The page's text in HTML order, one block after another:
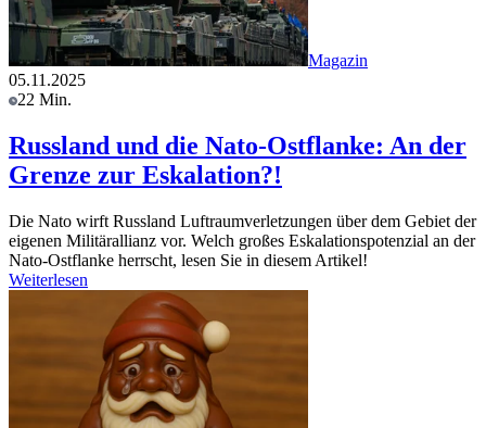
Magazin
05.11.2025
22 Min.
Russland und die Nato-Ostflanke: An der
Grenze zur Eskalation?!
Die Nato wirft Russland Luftraumverletzungen über dem Gebiet der
eigenen Militärallianz vor. Welch großes Eskalationspotenzial an der
Nato-Ostflanke herrscht, lesen Sie in diesem Artikel!
Weiterlesen